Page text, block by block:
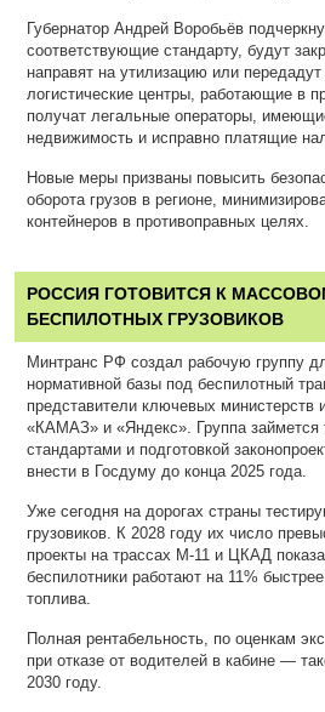
Губернатор Андрей Воробьёв
соответствующие стандарту, будут
направят на утилизацию или
логистические центры, работающие в
получат легальные операторы,
недвижимость и исправно платящие
Новые меры призваны повысить
оборота грузов в регионе,
контейнеров в противоправных целях.
РОССИЯ ГОТОВИТСЯ К
БЕСПИЛОТНЫХ ГРУЗОВИКОВ
Минтранс РФ создал рабочую группу
нормативной базы под беспилотный
представители ключевых министерств
«КАМАЗ» и «Яндекс». Группа займется
стандартами и подготовкой
внести в Госдуму до конца 2025 года.
Уже сегодня на дорогах страны
грузовиков. К 2028 году их число
проекты на трассах М-11 и ЦКАД
беспилотники работают на 11%
топлива.
Полная рентабельность, по оценкам
при отказе от водителей в кабине —
2030 году.